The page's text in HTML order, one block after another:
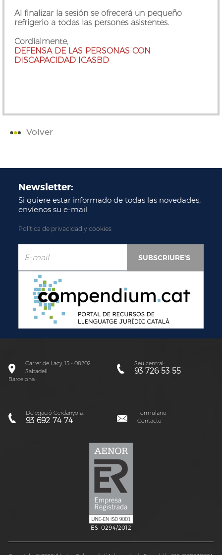
Al finalizar la sesión se ofrecerá un pequeño
refrigerio a todas las persones asistentes.
Cordialmente,
DEFENSA DE LAS PERSONAS CON
DISCAPACIDAD ICASBD
Volver
Newsletter:
Si quiere estar informado de todas las novedades,
envíenos su e-mail
Política de privacidad y cookies
Carrer de Lacy, 15 - 08202
Sabadell
Barcelona
Seu central:
93 726 53 55
Delegació Cerdanyola:
93 692 74 74
Formulario
Contacto
ES-0294/2012